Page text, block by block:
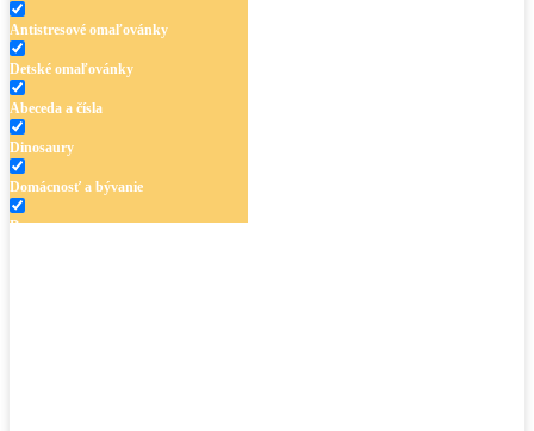
Antistresové omaľovánky
Detské omaľovánky
Abeceda a čísla
Dinosaury
Domácnosť a bývanie
Doprava